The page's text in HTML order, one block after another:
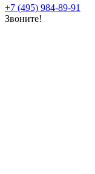
+7 (495) 984-89-91
Звоните!